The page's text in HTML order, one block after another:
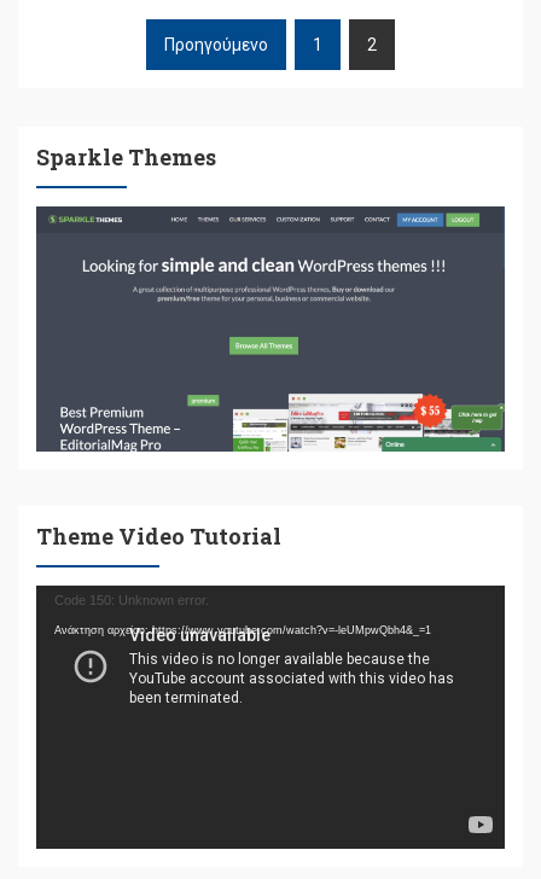
ΠΛΟΉΓΗΣΗΠροηγούμενο 1 2
Sparkle Themes
Theme Video Tutorial
Πρόγραμμα
Αναπαραγωγής
Βίντεο
Code 150: Unknown error.
Ανάκτηση αρχείου: https://www.youtube.com/watch?v=-leUMpwQbh4&_=1